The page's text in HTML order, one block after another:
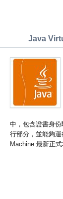
Java
中，包含證書身
行部分，並能夠
Machine 最新正